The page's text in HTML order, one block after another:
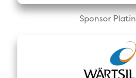
Sponsor